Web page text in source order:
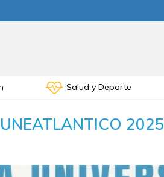
Salud y Deporte
2025